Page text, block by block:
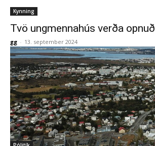
Kynning
Tvö ungmennahús verða opnuð
gg - 13. september 2024